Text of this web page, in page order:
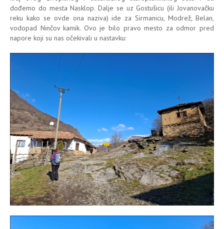
dođemo do mesta Nasklop. Dalje se uz Gostušicu (ili Jovanovačku
reku kako se ovde ona naziva) ide za Sirmanicu, Modrež, Belan,
vodopad Ninčov kamik. Ovo je bilo pravo mesto za odmor pred
napore koji su nas očekivali u nastavku: